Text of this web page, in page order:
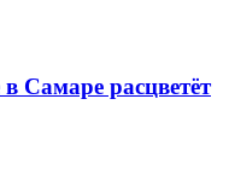
Самаре расцветёт